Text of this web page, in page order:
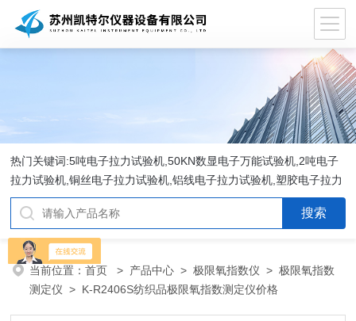
热门关键词:5吨电子拉力试验机,50KN数显电子万能试验机,2吨电子
拉力试验机,铜丝电子拉力试验机,铝线电子拉力试验机,塑胶电子拉力
试验机.
当前位置：首页 > 产品中心 >极限氧指数仪 >极限氧指数
测定仪 > K-R2406S纺织品极限氧指数测定仪价格